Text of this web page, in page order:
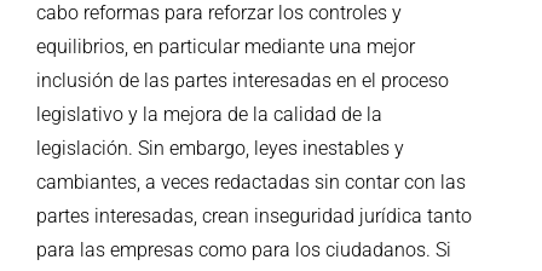
cabo reformas para reforzar los controles y
equilibrios, en particular mediante una mejor
inclusión de las partes interesadas en el proceso
legislativo y la mejora de la calidad de la
legislación. Sin embargo, leyes inestables y
cambiantes, a veces redactadas sin contar con las
partes interesadas, crean inseguridad jurídica tanto
para las empresas como para los ciudadanos. Si